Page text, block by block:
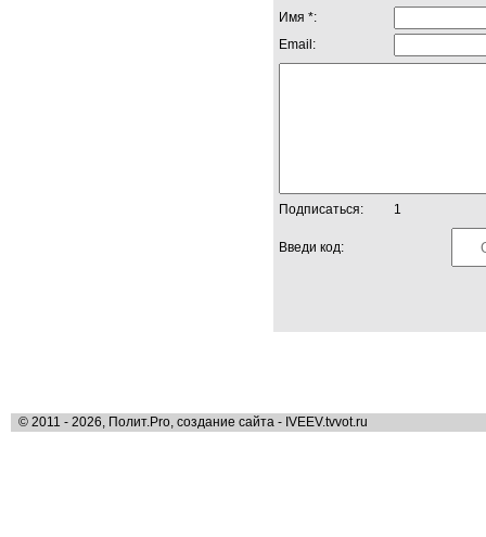
Имя *:
Email:
Подписаться: 1
Введи код:
© 2011 - 2026, Полит.Pro, создание сайта - IVEEV.tvvot.ru